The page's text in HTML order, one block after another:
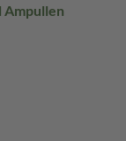
Ampullen